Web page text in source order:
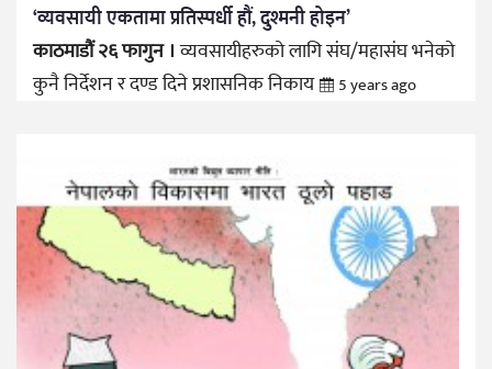
‘व्यवसायी एकतामा प्रतिस्पर्धी हौं, दुश्मनी होइन’
काठमाडौं २६ फागुन ।व्यवसायीहरुको लागि संघ/महासंघ भनेको
कुनै निर्देशन र दण्ड दिने प्रशासनिक निकाय
5 years ago